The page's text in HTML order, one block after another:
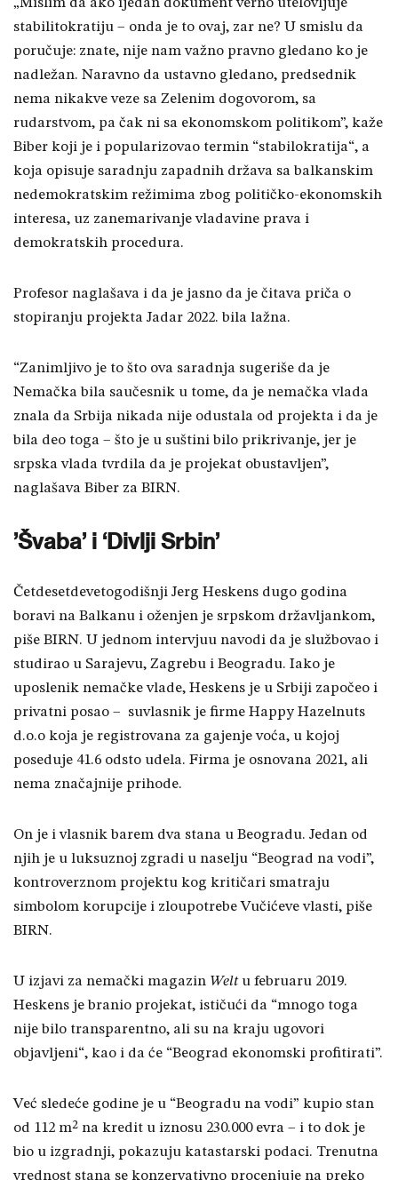
„Mislim da ako ijedan dokument verno utelovljuje
stabilitokratiju – onda je to ovaj, zar ne? U smislu da
poručuje: znate, nije nam važno pravno gledano ko je
nadležan. Naravno da ustavno gledano, predsednik
nema nikakve veze sa Zelenim dogovorom, sa
rudarstvom, pa čak ni sa ekonomskom politikom”, kaže
Biber koji je i popularizovao termin “stabilokratija“, a
koja opisuje saradnju zapadnih država sa balkanskim
nedemokratskim režimima zbog političko-ekonomskih
interesa, uz zanemarivanje vladavine prava i
demokratskih procedura.
Profesor naglašava i da je jasno da je čitava priča o
stopiranju projekta Jadar 2022. bila lažna.
“Zanimljivo je to što ova saradnja sugeriše da je
Nemačka bila saučesnik u tome, da je nemačka vlada
znala da Srbija nikada nije odustala od projekta i da je
bila deo toga – što je u suštini bilo prikrivanje, jer je
srpska vlada tvrdila da je projekat obustavljen”,
naglašava Biber za BIRN.
’Švaba’ i ‘Divlji Srbin’
Četdesetdevetogodišnji Jerg Heskens dugo godina
boravi na Balkanu i oženjen je srpskom državljankom,
piše BIRN. U jednom intervjuu navodi da je službovao i
studirao u Sarajevu, Zagrebu i Beogradu. Iako je
uposlenik nemačke vlade, Heskens je u Srbiji započeo i
privatni posao – suvlasnik je firme Happy Hazelnuts
d.o.o koja je registrovana za gajenje voća, u kojoj
poseduje 41.6 odsto udela. Firma je osnovana 2021, ali
nema značajnije prihode.
On je i vlasnik barem dva stana u Beogradu. Jedan od
njih je u luksuznoj zgradi u naselju “Beograd na vodi”,
kontroverznom projektu kog kritičari smatraju
simbolom korupcije i zloupotrebe Vučićeve vlasti, piše
BIRN.
U izjavi za nemački magazin Weltu februaru 2019.
Heskens je branio projekat, ističući da “mnogo toga
nije bilo transparentno, ali su na kraju ugovori
objavljeni“, kao i da će “Beograd ekonomski profitirati”.
Već sledeće godine je u “Beogradu na vodi” kupio stan
od 112 m² na kredit u iznosu 230.000 evra – i to dok je
bio u izgradnji, pokazuju katastarski podaci. Trenutna
vrednost stana se konzervativno procenjuje na preko